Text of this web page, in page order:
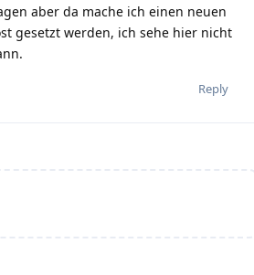
aber da mache ich einen neuen
gesetzt werden, ich sehe hier nicht
Reply